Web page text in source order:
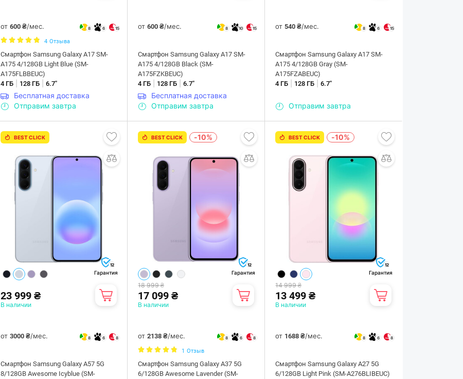
от 600 ₴/мес. 8 6 15
4 Отзыва
Смартфон Samsung Galaxy A17 SM-
A175 4/128GB Light Blue (SM-
A175FLBBEUC)
4 ГБ
128 ГБ 6.7"
Бесплатная доставка
Отправим завтра
от600 ₴/мес. 8 10 15
Смартфон Samsung Galaxy A17 SM-
A175 4/128GB Black (SM-
A175FZKBEUC)
4 ГБ
128 ГБ |6.7"
Бесплатная доставка
Отправим завтра
от540 ₴/мес. 8 6 15
Смартфон Samsung Galaxy A17 SM-
A175 4/128GB Gray (SM-
A175FZABEUC)
4 ГБ
128 ГБ |6.7"
Отправим завтра
BEST CLICK
12
Гарантия
23 999 ₴
В наличии
от 3000 ₴/мес. 8 6 8
Смартфон Samsung Galaxy A57 5G
8/128GB Awesome Icyblue (SM-
BEST CLICK -10%
12
Гарантия
18 999 ₴
17 099 ₴
В наличии
от2138 ₴/мес. 8 6 8
1 Отзыв
Смартфон Samsung Galaxy A37 5G
6/128GB Awesome Lavender (SM-
BEST CLICK -10%
12
Гарантия
14 999 ₴
13 499 ₴
В наличии
от 1688 ₴/мес. 8 6 8
Смартфон Samsung Galaxy A27 5G
6/128GB Light Pink (SM-A276BLIBEUC)